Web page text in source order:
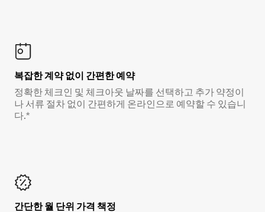
복잡한 계약 없이 간편한 예약
정확한 체크인 및 체크아웃 날짜를 선택하고 추가 약정이
나 서류 절차 없이 간편하게 온라인으로 예약할 수 있습니
다.*
간단한 월 단위 가격 책정